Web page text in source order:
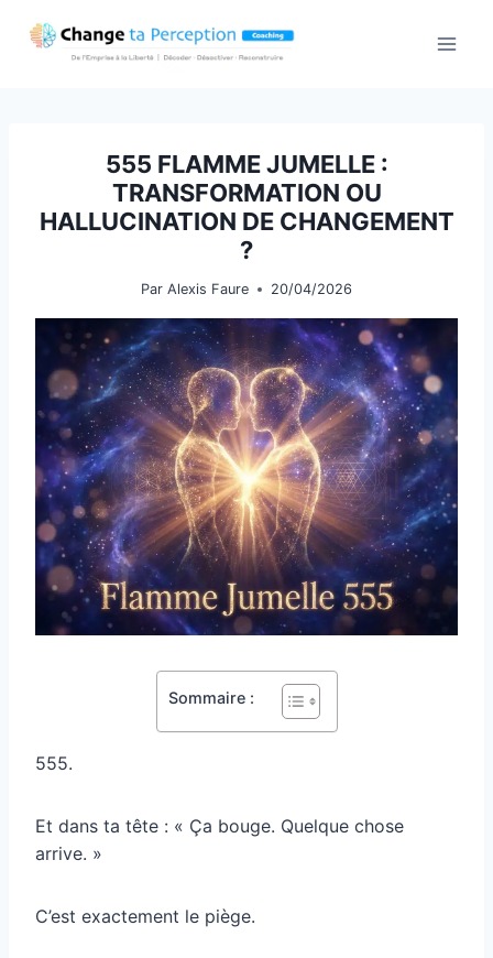
555 FLAMME JUMELLE :
TRANSFORMATION OU
HALLUCINATION DE CHANGEMENT
?
Par Alexis Faure 20/04/2026
Sommaire :
555.
Et dans ta tête : « Ça bouge. Quelque chose
arrive. »
C’est exactement le piège.